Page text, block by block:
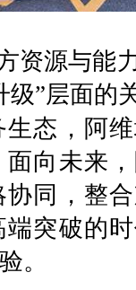
资源与能
级”层面
态，阿
向未来
同，整
突破的
。